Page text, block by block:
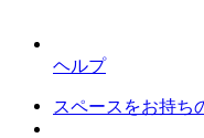
ヘルプ
スペースをお持ち